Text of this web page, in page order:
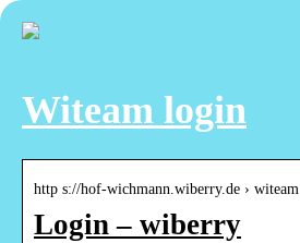
Witeam login
http s://hof-wichmann.wiberry.de › witeam
Login – wiberry